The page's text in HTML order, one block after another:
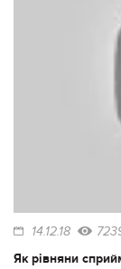
14.12.18
Як рівняни